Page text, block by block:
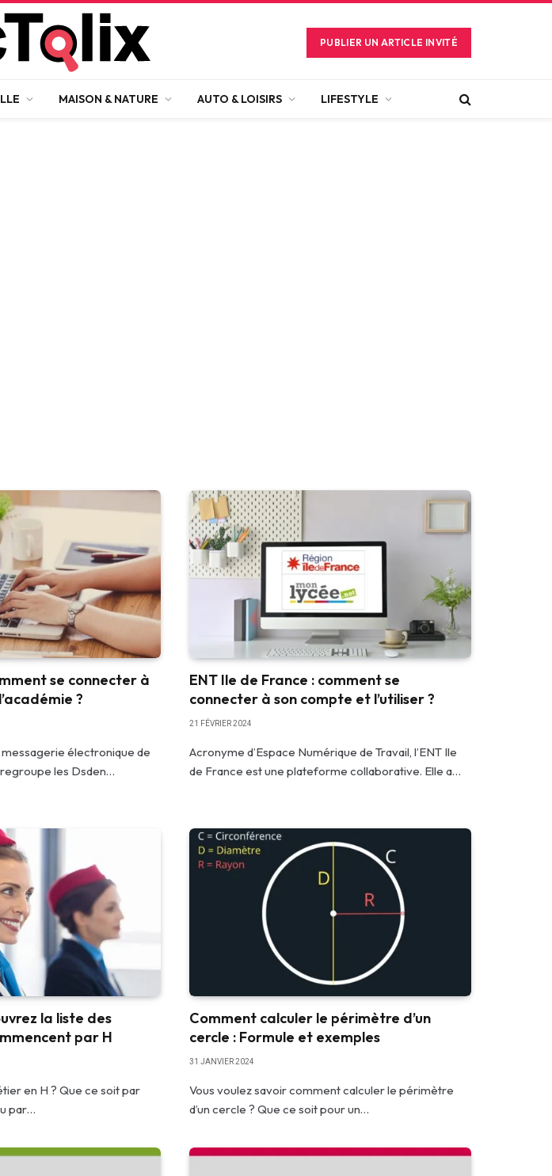
PUBLIER UN ARTICLE INVITÉ
MAISON & NATURE AUTO & LOISIRS LIFESTYLE
se connecter à
?
électronique de
regroupe les Dsden…
ENT Ile de France : comment se
connecter à son compte et l’utiliser ?
21 FÉVRIER 2024
Acronyme d’Espace Numérique de Travail, l’ENT Ile
de France est une plateforme collaborative. Elle a…
la liste des
par H
en H ? Que ce soit par
par…
Comment calculer le périmètre d’un
cercle : Formule et exemples
31 JANVIER 2024
Vous voulez savoir comment calculer le périmètre
d’un cercle ? Que ce soit pour un…